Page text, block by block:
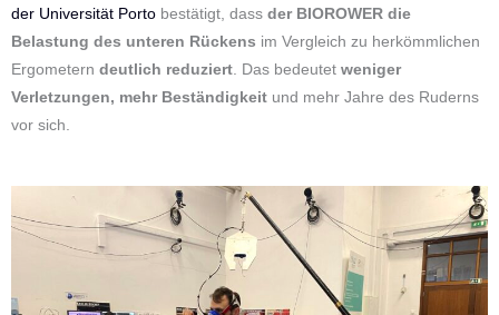
der Universität Porto bestätigt, dass der BIOROWER die
Belastung des unteren Rückens im Vergleich zu herkömmlichen
Ergometern deutlich reduziert. Das bedeutet weniger
Verletzungen, mehr Beständigkeit und mehr Jahre des Ruderns
vor sich.